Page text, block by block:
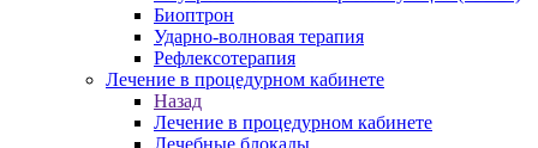
Биоптрон
Ударно-волновая терапия
Рефлексотерапия
Лечение в процедурном кабинете
Назад
Лечение в процедурном кабинете
Лечебные блокады